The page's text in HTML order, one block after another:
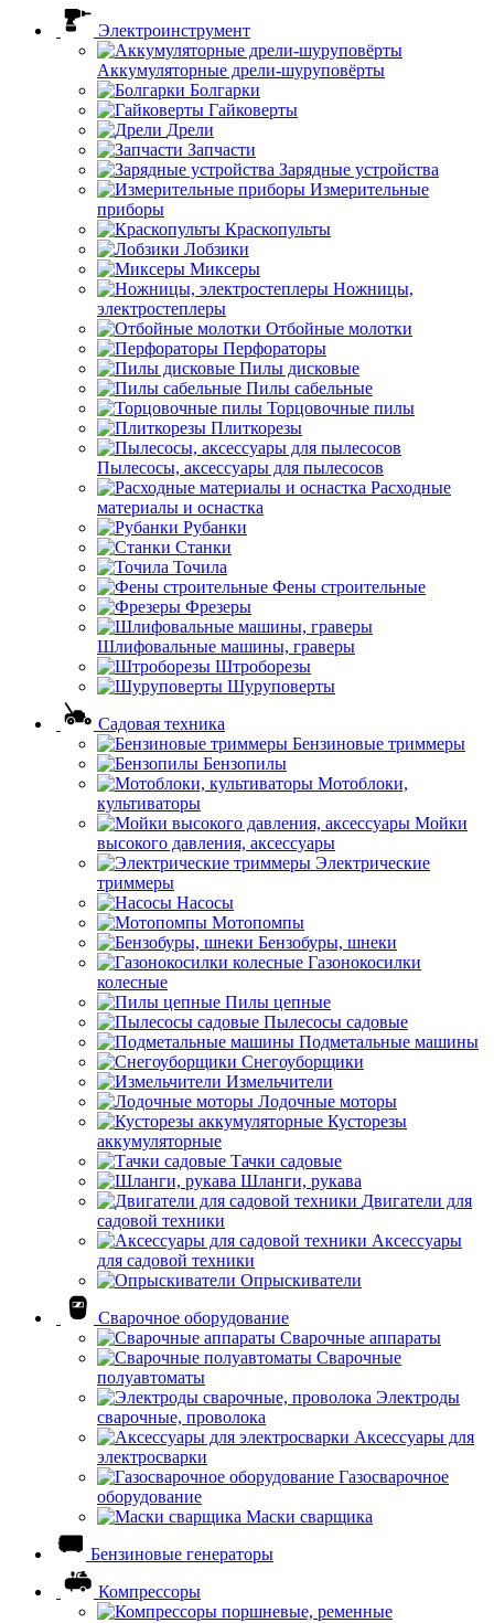
Электроинструмент
Аккумуляторные дрели-шуруповёрты
Болгарки
Гайковерты
Дрели
Запчасти
Зарядные устройства
Измерительные
приборы
Краскопульты
Лобзики
Миксеры
Ножницы,
электростеплеры
Отбойные молотки
Перфораторы
Пилы дисковые
Пилы сабельные
Торцовочные пилы
Плиткорезы
Пылесосы, аксессуары для пылесосов
Расходные
материалы и оснастка
Рубанки
Станки
Точила
Фены строительные
Фрезеры
Шлифовальные машины, граверы
Штроборезы
Шуруповерты
Садовая техника
Бензиновые триммеры
Бензопилы
Мотоблоки,
культиваторы
Мойки
высокого давления, аксессуары
Электрические
триммеры
Насосы
Мотопомпы
Бензобуры, шнеки
Газонокосилки
колесные
Пилы цепные
Пылесосы садовые
Подметальные машины
Снегоуборщики
Измельчители
Лодочные моторы
Кусторезы
аккумуляторные
Тачки садовые
Шланги, рукава
Двигатели для
садовой техники
Аксессуары
для садовой техники
Опрыскиватели
Сварочное оборудование
Сварочные аппараты
Сварочные
полуавтоматы
Электроды
сварочные, проволока
Аксессуары для
электросварки
Газосварочное
оборудование
Маски сварщика
Бензиновые генераторы
Компрессоры